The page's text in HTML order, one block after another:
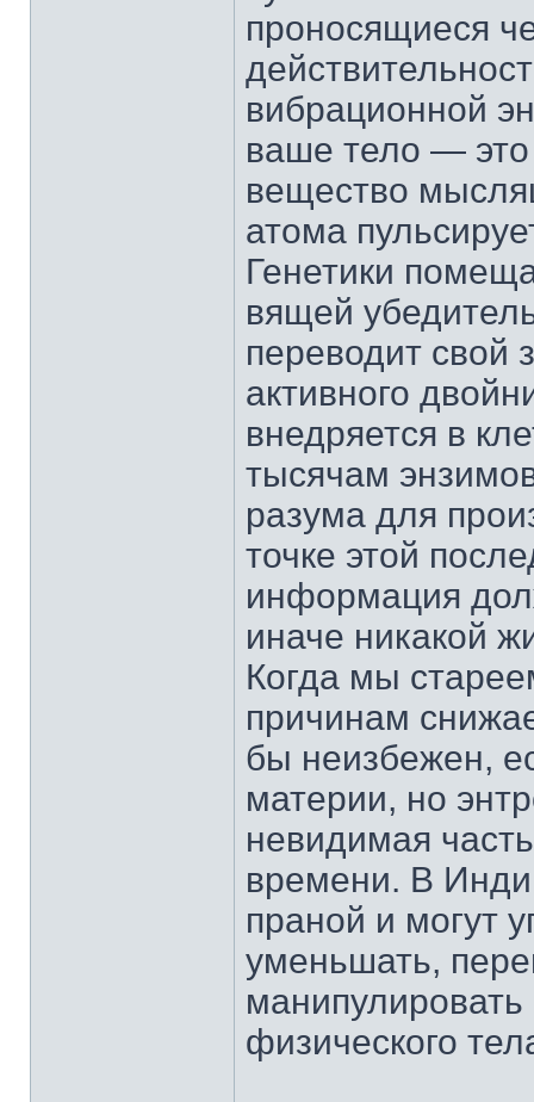
проносящиеся
вибрационной
ваше тело —
вещество
атома
Генетики
вящей
переводит свой
активного
внедряется в
тысячам
разума для
точке этой
информация
иначе никакой
Когда мы
причинам
бы неизбежен,
материи, но
невидимая
времени. В
праной и могут
уменьшать,
физического